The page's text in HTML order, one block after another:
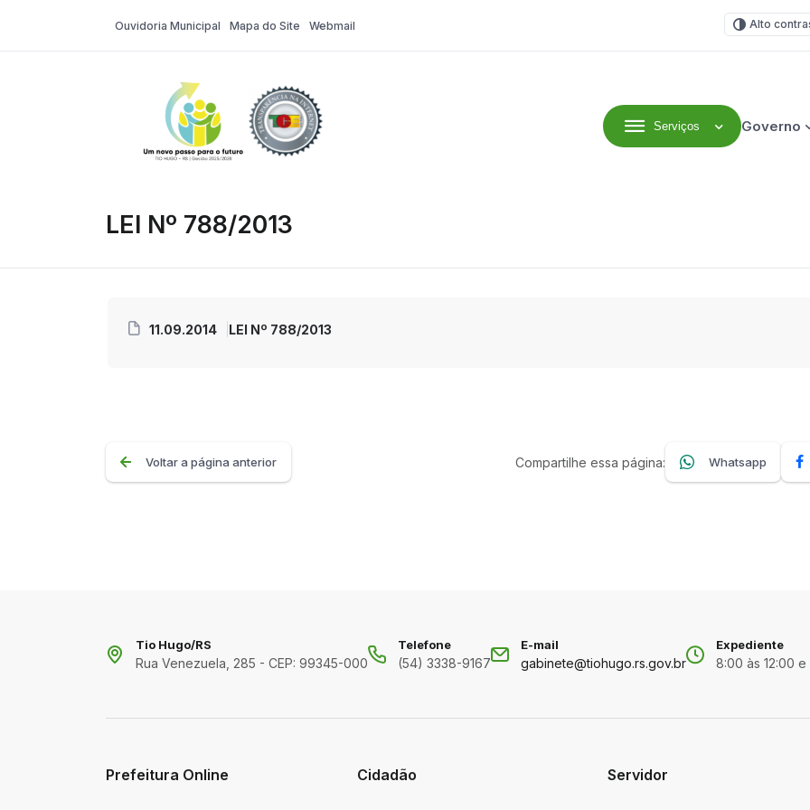
Ouvidoria Municipal Mapa do Site Webmail Alto
Serviços Governo
LEI Nº 788/2013
11.09.2014 LEI Nº 788/2013
Voltar a página anterior Compartilhe essa página: Whatsapp
Tio Hugo/RS
Rua Venezuela, 285 - CEP: 99345-000
Telefone
(54) 3338-9167
E-mail
gabinete@tiohugo.rs.gov.br
Expediente
8:00 às 12:00 e
Prefeitura Online Cidadão Servidor